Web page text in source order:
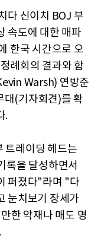
다 신이치 BOJ 부
속도에 대한 매파
한국 시간으로 오
례회의 결과와 함
Warsh) 연방준
대(기자회견)를 확
.
트레이딩 헤드는
록을 달성하면서
퍼졌다"라며 "다
눈치보기 장세가
한 악재나 매도 명